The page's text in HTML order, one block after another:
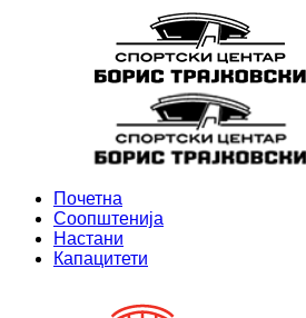
Почетна
Соопштенија
Настани
Капацитети